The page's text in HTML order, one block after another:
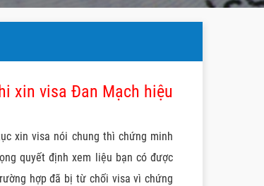
xin visa Đan Mạch hiệu
xin visa nói chung thì chứng minh
quyết định xem liệu bạn có được
hợp đã bị từ chối visa vì chứng